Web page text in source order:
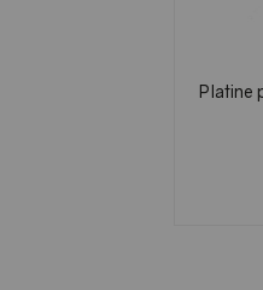
Platine